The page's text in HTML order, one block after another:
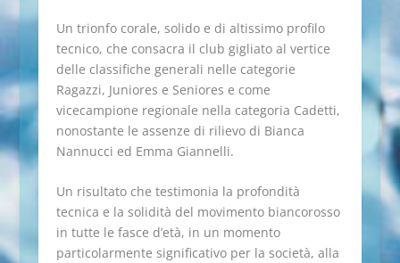
Un trionfo corale, solido e di altissimo profilo
tecnico, che consacra il club gigliato al vertice
delle classifiche generali nelle categorie
Ragazzi, Juniores e Seniores e come
vicecampione regionale nella categoria Cadetti,
nonostante le assenze di rilievo di Bianca
Nannucci ed Emma Giannelli.
Un risultato che testimonia la profondità
tecnica e la solidità del movimento biancorosso
in tutte le fasce d’età, in un momento
particolarmente significativo per la società, alla